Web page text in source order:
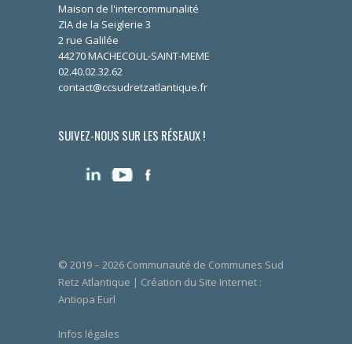
Maison de l'intercommunalité
ZIA de la Seiglerie 3
2 rue Galilée
44270 MACHECOUL-SAINT-MEME
02.40.02.32.62
contact@ccsudretzatlantique.fr
SUIVEZ-NOUS SUR LES RÉSEAUX !
© 2019 – 2026 Communauté de Communes Sud
Retz Atlantique | Création du Site Internet :
Antiopa Eurl
Infos légales